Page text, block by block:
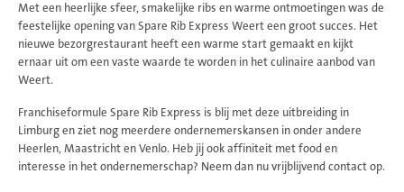
Met een heerlijke sfeer, smakelijke ribs en warme ontmoetingen was de
feestelijke opening van Spare Rib Express Weert een groot succes. Het
nieuwe bezorgrestaurant heeft een warme start gemaakt en kijkt
ernaar uit om een vaste waarde te worden in het culinaire aanbod van
Weert.
Franchiseformule Spare Rib Express is blij met deze uitbreiding in
Limburg en ziet nog meerdere ondernemerskansen in onder andere
Heerlen, Maastricht en Venlo. Heb jij ook affiniteit met food en
interesse in het ondernemerschap? Neem dan nu vrijblijvend contact op.